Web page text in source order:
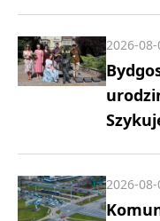
2026-
2026-